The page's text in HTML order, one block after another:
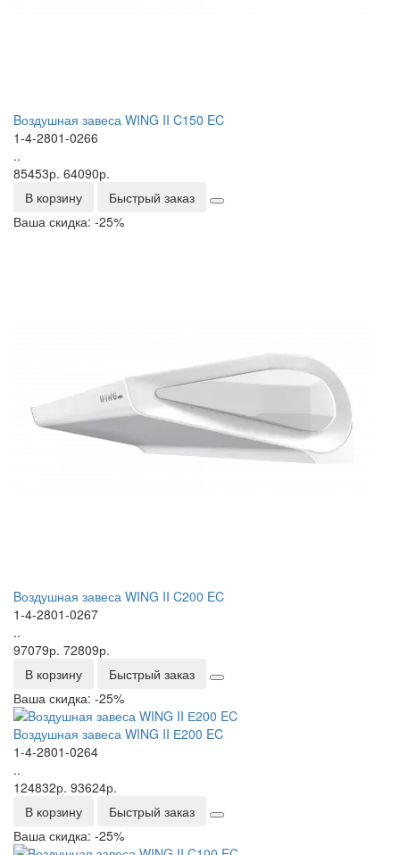
Bоздушная завеса WING II C150 EC
1-4-2801-0266
..
85453р. 64090р.
В корзину
Быстрый заказ
Ваша скидка: -25%
Bоздушная завеса WING II C200 EC
1-4-2801-0267
..
97079р. 72809р.
В корзину
Быстрый заказ
Ваша скидка: -25%
Bоздушная завеса WING II Е200 EC
1-4-2801-0264
..
124832р. 93624р.
В корзину
Быстрый заказ
Ваша скидка: -25%